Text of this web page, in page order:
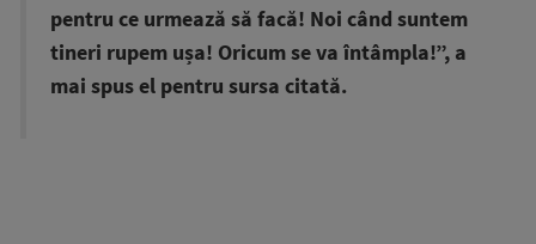
pentru ce urmează să facă! Noi când suntem
tineri rupem ușa! Oricum se va întâmpla!”, a
mai spus el pentru sursa citată.